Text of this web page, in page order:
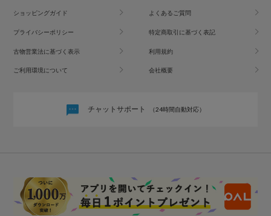
ショッピングガイド よくあるご質問
プライバシーポリシー 特定商取引に基づく表記
古物営業法に基づく表示 利用規約
ご利用環境について 会社概要
チャットサポート （24時間自動対応）